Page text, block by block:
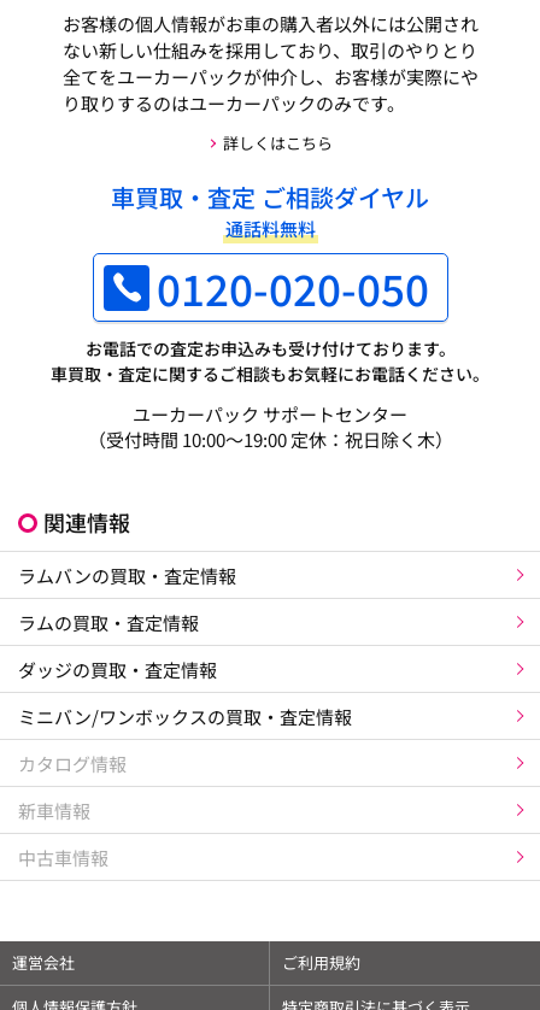
お客様の個人情報がお車の購入者以外には公開され
ない新しい仕組みを採用しており、取引のやりとり
全てをユーカーパックが仲介し、お客様が実際にや
り取りするのはユーカーパックのみです。
詳しくはこちら
車買取・査定 ご相談ダイヤル
通話料無料
0120-020-050
お電話での査定お申込みも受け付けております。
車買取・査定に関するご相談もお気軽にお電話ください。
ユーカーパック サポートセンター
（受付時間 10:00～19:00 定休：祝日除く木）
関連情報
ラムバンの買取・査定情報
ラムの買取・査定情報
ダッジの買取・査定情報
ミニバン/ワンボックスの買取・査定情報
カタログ情報
新車情報
中古車情報
運営会社
ご利用規約